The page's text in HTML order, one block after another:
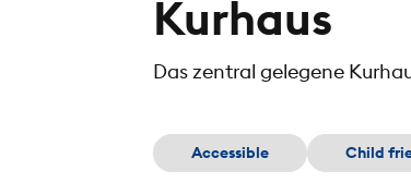
Kurhaus
Das zentral gelegene
Accessible Child